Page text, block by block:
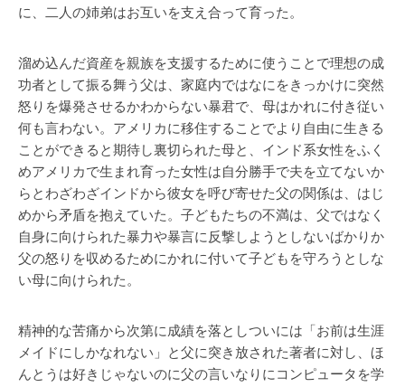
に、二人の姉弟はお互いを支え合って育った。
溜め込んだ資産を親族を支援するために使うことで理想の成
功者として振る舞う父は、家庭内ではなにをきっかけに突然
怒りを爆発させるかわからない暴君で、母はかれに付き従い
何も言わない。アメリカに移住することでより自由に生きる
ことができると期待し裏切られた母と、インド系女性をふく
めアメリカで生まれ育った女性は自分勝手で夫を立てないか
らとわざわざインドから彼女を呼び寄せた父の関係は、はじ
めから矛盾を抱えていた。子どもたちの不満は、父ではなく
自身に向けられた暴力や暴言に反撃しようとしないばかりか
父の怒りを収めるためにかれに付いて子どもを守ろうとしな
い母に向けられた。
精神的な苦痛から次第に成績を落としついには「お前は生涯
メイドにしかなれない」と父に突き放された著者に対し、ほ
んとうは好きじゃないのに父の言いなりにコンピュータを学